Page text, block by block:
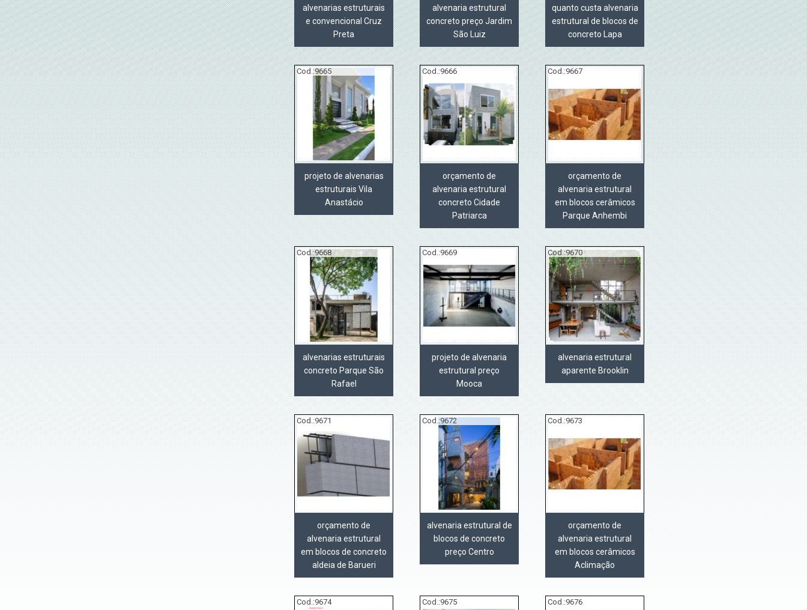
alvenarias estruturais
e convencional Cruz
Preta
alvenaria estrutural
concreto preço Jardim
São Luiz
quanto custa alvenaria
estrutural de blocos de
concreto Lapa
Cod.:9665
projeto de alvenarias
estruturais Vila
Anastácio
Cod.:9666
orçamento de
alvenaria estrutural
concreto Cidade
Patriarca
Cod.:9667
orçamento de
alvenaria estrutural
em blocos cerâmicos
Parque Anhembi
Cod.:9668
alvenarias estruturais
concreto Parque São
Rafael
Cod.:9669
projeto de alvenaria
estrutural preço
Mooca
Cod.:9670
alvenaria estrutural
aparente Brooklin
Cod.:9671
orçamento de
alvenaria estrutural
em blocos de concreto
aldeia de Barueri
Cod.:9672
alvenaria estrutural de
blocos de concreto
preço Centro
Cod.:9673
orçamento de
alvenaria estrutural
em blocos cerâmicos
Aclimação
Cod.:9674 Cod.:9675 Cod.:9676